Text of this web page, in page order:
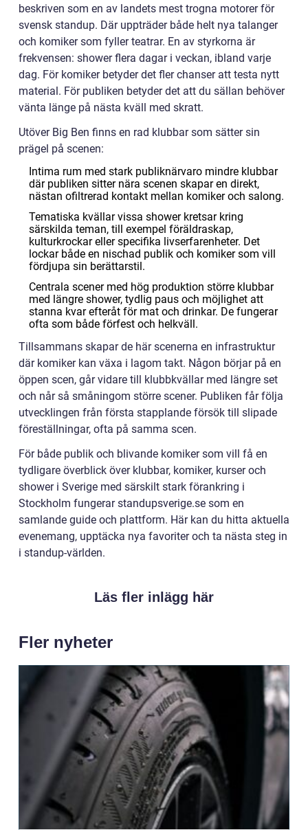
beskriven som en av landets mest trogna motorer för
svensk standup. Där uppträder både helt nya talanger
och komiker som fyller teatrar. En av styrkorna är
frekvensen: shower flera dagar i veckan, ibland varje
dag. För komiker betyder det fler chanser att testa nytt
material. För publiken betyder det att du sällan behöver
vänta länge på nästa kväll med skratt.
Utöver Big Ben finns en rad klubbar som sätter sin
prägel på scenen:
Intima rum med stark publiknärvaro mindre klubbar
där publiken sitter nära scenen skapar en direkt,
nästan ofiltrerad kontakt mellan komiker och salong.
Tematiska kvällar vissa shower kretsar kring
särskilda teman, till exempel föräldraskap,
kulturkrockar eller specifika livserfarenheter. Det
lockar både en nischad publik och komiker som vill
fördjupa sin berättarstil.
Centrala scener med hög produktion större klubbar
med längre shower, tydlig paus och möjlighet att
stanna kvar efteråt för mat och drinkar. De fungerar
ofta som både förfest och helkväll.
Tillsammans skapar de här scenerna en infrastruktur
där komiker kan växa i lagom takt. Någon börjar på en
öppen scen, går vidare till klubbkvällar med längre set
och når så småningom större scener. Publiken får följa
utvecklingen från första stapplande försök till slipade
föreställningar, ofta på samma scen.
För både publik och blivande komiker som vill få en
tydligare överblick över klubbar, komiker, kurser och
shower i Sverige med särskilt stark förankring i
Stockholm fungerar standupsverige.se som en
samlande guide och plattform. Här kan du hitta aktuella
evenemang, upptäcka nya favoriter och ta nästa steg in
i standup-världen.
Läs fler inlägg här
Fler nyheter